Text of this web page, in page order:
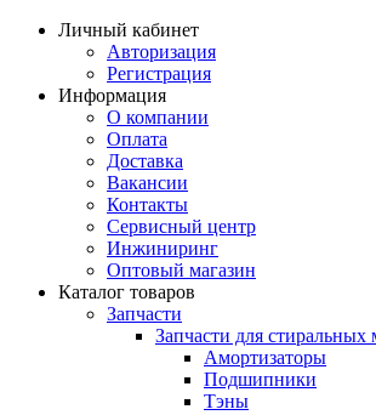
Личный кабинет
Авторизация
Регистрация
Информация
О компании
Оплата
Доставка
Вакансии
Контакты
Сервисный центр
Инжиниринг
Оптовый магазин
Каталог товаров
Запчасти
Запчасти для
Амортизаторы
Подшипники
Тэны